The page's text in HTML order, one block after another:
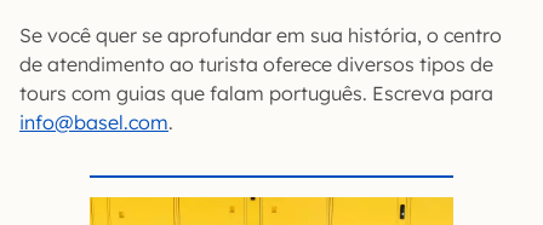
Se você quer se aprofundar em sua história, o centro
de atendimento ao turista oferece diversos tipos de
tours com guias que falam português. Escreva para
info@basel.com.